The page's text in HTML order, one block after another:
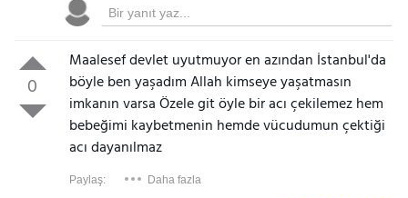
0
Maalesef devlet uyutmuyor en azından İstanbul'da
böyle ben yaşadım Allah kimseye yaşatmasın
imkanın varsa Özele git öyle bir acı çekilemez hem
bebeğimi kaybetmenin hemde vücudumun çektiği
acı dayanılmaz
Paylaş: Daha fazla